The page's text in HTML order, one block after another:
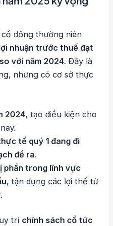
đông thường niên
nhuận trước thuế đạt
với năm 2024. Đây là
nhưng có cơ sở thực
2024, tạo điều kiện cho
tế quý 1 đang đi
đề ra.
phần trong lĩnh vực
, tận dụng các lợi thế từ
trì chính sách cổ tức